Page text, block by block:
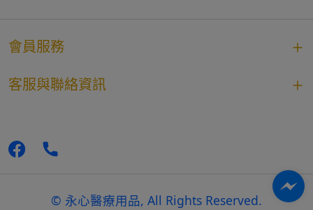
會員服務
客服與聯絡資訊
© 永心醫療用品, All Rights Reserved.